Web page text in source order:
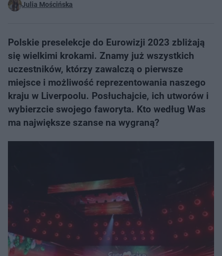
Julia Mościńska
Polskie preselekcje do Eurowizji 2023 zbliżają
się wielkimi krokami. Znamy już wszystkich
uczestników, którzy zawalczą o pierwsze
miejsce i możliwość reprezentowania naszego
kraju w Liverpoolu. Posłuchajcie, ich utworów i
wybierzcie swojego faworyta. Kto według Was
ma największe szanse na wygraną?